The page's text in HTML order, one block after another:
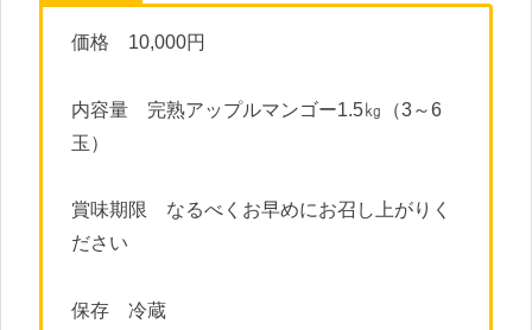
価格 10,000円
内容量 完熟アップルマンゴー1.5㎏（3～6
玉）
賞味期限 なるべくお早めにお召し上がりく
ださい
保存 冷蔵